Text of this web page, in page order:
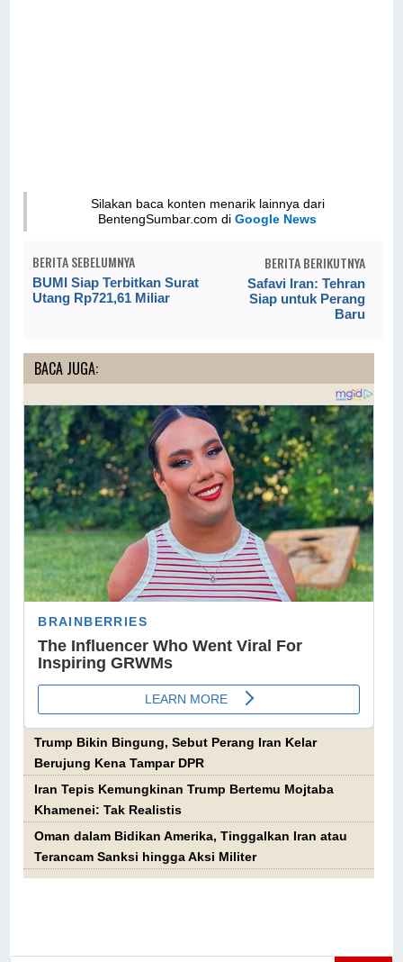
Silakan baca konten menarik lainnya dari
BentengSumbar.com diGoogle News
BERITA SEBELUMNYA
BUMI Siap Terbitkan Surat
Utang Rp721,61 Miliar
BERITA BERIKUTNYA
Safavi Iran: Tehran
Siap untuk Perang
Baru
BACA JUGA:
Trump Bikin Bingung, Sebut Perang Iran Kelar
Berujung Kena Tampar DPR
Iran Tepis Kemungkinan Trump Bertemu Mojtaba
Khamenei: Tak Realistis
Oman dalam Bidikan Amerika, Tinggalkan Iran atau
Terancam Sanksi hingga Aksi Militer